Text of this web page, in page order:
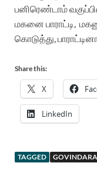
பனிரெண்டாம்
மகனை பாராட்டி,
கொடுத்து,
Share this:
X
LinkedIn
TAGGED